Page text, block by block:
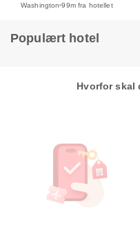
Washington 99m fra hotellet
Populært hotel
Hvorfor skal